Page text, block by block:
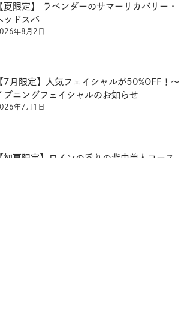
夏限定】 ラベンダーのサマーリカバリー・
ッドスパ
年8月2日
7月限定】人気フェイシャルが50%OFF！〜
ブニングフェイシャルのお知らせ
年7月1日
初夏限定】ワインの香りの背中美人コース